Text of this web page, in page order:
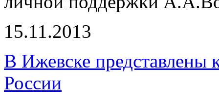
15.11.2013
В Ижевске представлены
России